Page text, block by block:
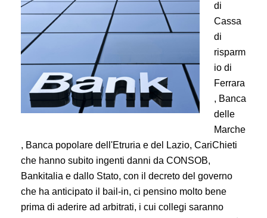
di
Cassa
di
risparm
io di
Ferrara
, Banca
delle
Marche
, Banca popolare dell'Etruria e del Lazio, CariChieti
che hanno subito ingenti danni da CONSOB,
Bankitalia e dallo Stato, con il decreto del governo
che ha anticipato il bail-in, ci pensino molto bene
prima di aderire ad arbitrati, i cui collegi saranno